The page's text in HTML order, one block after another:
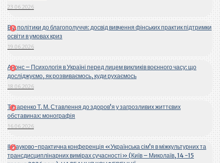
23.06.2026
Від політики до благополуччя: досвід вивчення фінських практик підтримки
освіти в умовах криз
19.06.2026
Анонс – Психологія в Україні перед лицем викликів воєнного часу: що
досліджуємо, як розвиваємось, куди рухаємось
18.06.2026
Титаренко Т. М. Ставлення до здоров’я у загрозливих життєвих
обставинах: монографія
16.06.2026
ІІ Науково-практична конференція «Українська сім’я в міжкультурних та
трансдисциплінарних вимірах сучасності» (Київ – Миколаїв, 14 -15